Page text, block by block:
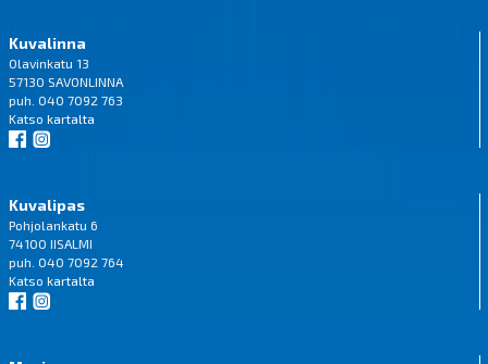
Kuvalinna
Olavinkatu 13
57130 SAVONLINNA
puh. 040 7092 763
Katso kartalta
Kuvalipas
Pohjolankatu 6
74100 IISALMI
puh. 040 7092 764
Katso kartalta